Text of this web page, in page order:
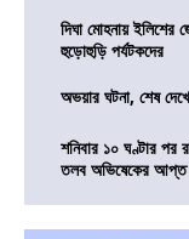
দিঘা মোহনায়
হুড়োহুড়ি পর্যটকদের
অভয়ার ঘটনা, শেষ
শনিবার ১০ ঘণ্টার পর
তলব অভিষেকের আপ্ত